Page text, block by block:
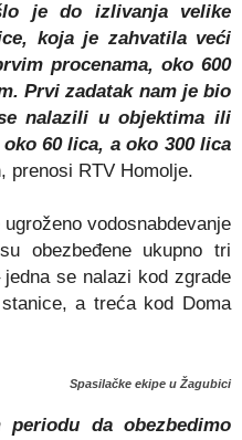
je do izlivanja velike
koja je zahvatila veći
procenama, oko 600
Prvi zadatak nam je bio
nalazili u objektima ili
60 lica, a oko 300 lica
prenosi RTV Homolje.
vodosnabdevanje
obezbeđene ukupno tri
se nalazi kod zgrade
a treća kod Doma
Spasilačke ekipe u Žagubici
periodu da obezbedimo